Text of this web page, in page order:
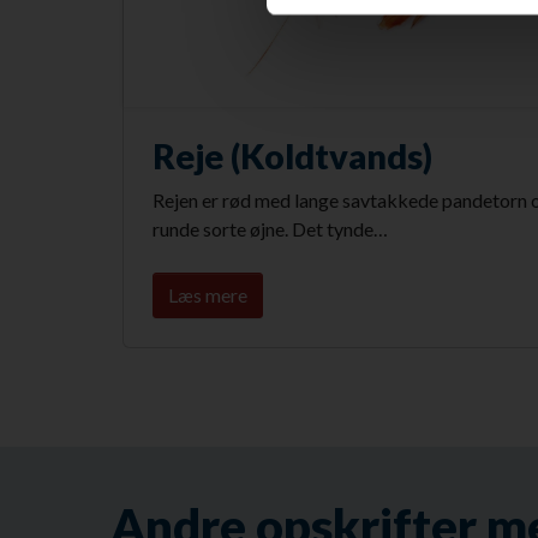
Reje (Koldtvands)
Rejen er rød med lange savtakkede pandetorn
runde sorte øjne. Det tynde…
Læs mere
Andre opskrifter